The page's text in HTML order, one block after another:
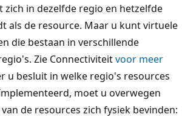
in dezelfde regio en hetzelfde
als de resource. Maar u kunt virtuele
die bestaan in verschillende
Zie Connectiviteitvoor meer
u besluit in welke regio's resources
moet u overwegen
de resources zich fysiek bevinden: